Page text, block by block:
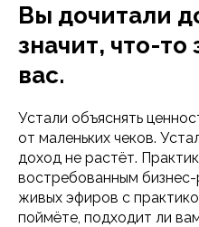
Вы дочитали
значит, что-то
вас.
Устали объяснять
от маленьких чеков.
доход не растёт.
востребованным
живых эфиров с
поймёте, подходит ли